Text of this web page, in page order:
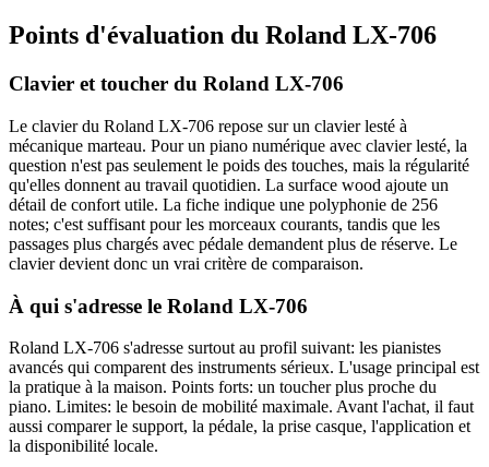
Points d'évaluation du Roland LX-706
Clavier et toucher du Roland LX-706
Le clavier du Roland LX-706 repose sur un clavier lesté à
mécanique marteau. Pour un piano numérique avec clavier lesté, la
question n'est pas seulement le poids des touches, mais la régularité
qu'elles donnent au travail quotidien. La surface wood ajoute un
détail de confort utile. La fiche indique une polyphonie de 256
notes; c'est suffisant pour les morceaux courants, tandis que les
passages plus chargés avec pédale demandent plus de réserve. Le
clavier devient donc un vrai critère de comparaison.
À qui s'adresse le Roland LX-706
Roland LX-706 s'adresse surtout au profil suivant: les pianistes
avancés qui comparent des instruments sérieux. L'usage principal est
la pratique à la maison. Points forts: un toucher plus proche du
piano. Limites: le besoin de mobilité maximale. Avant l'achat, il faut
aussi comparer le support, la pédale, la prise casque, l'application et
la disponibilité locale.